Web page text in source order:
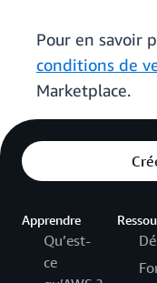
Pour en savoir
conditions de
Marketplace.
Apprendre
Qu’est-
ce